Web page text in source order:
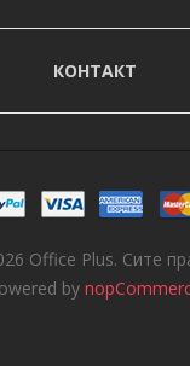
КОНТАКТ
Office Plus. Сите
by